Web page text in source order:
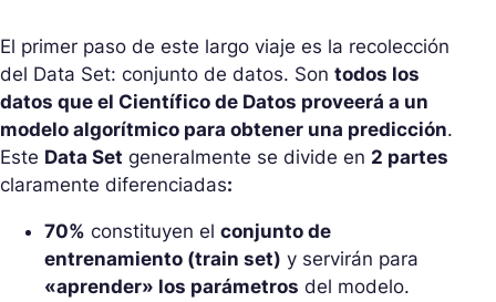
El primer paso de este largo viaje es la recolección
del Data Set: conjunto de datos. Son todos los
datos que el Científico de Datos proveerá a un
modelo algorítmico para obtener una predicción.
Este Data Set generalmente se divide en 2 partes
claramente diferenciadas:
70% constituyen el conjunto de
entrenamiento (train set) y servirán para
«aprender» los parámetros del modelo.